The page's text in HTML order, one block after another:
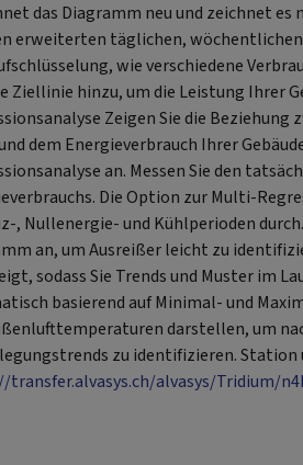
das Diagramm neu und zeichnet
erweiterten täglichen,
wie verschiedene
Ziellinie hinzu, um die Leistung Ihrer
Zeigen Sie die
dem Energieverbrauch Ihrer
an. Messen Sie den
Die Option zur Multi-
, Nullenergie- und Kühlperioden
an, um Ausreißer leicht zu
sodass Sie Trends und Muster im
basierend auf Minimal- und
darstellen, um
zu identifizieren. Station
alvasys/Tridium/